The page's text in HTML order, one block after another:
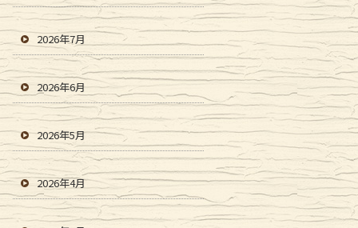
2026年7月
2026年6月
2026年5月
2026年4月